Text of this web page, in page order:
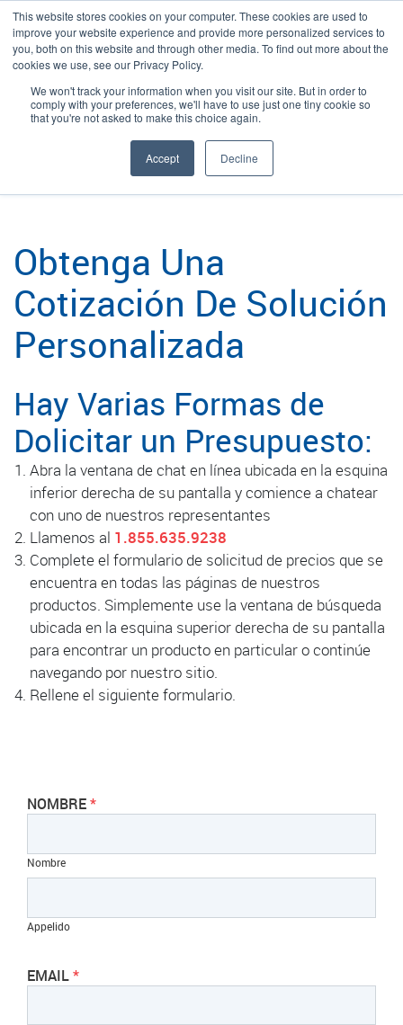
This website stores cookies on your computer. These cookies are used to
improve your website experience and provide more personalized services to
you, both on this website and through other media. To find out more about the
cookies we use, see our Privacy Policy.
We won't track your information when you visit our site. But in order to
comply with your preferences, we'll have to use just one tiny cookie so
that you're not asked to make this choice again.
Accept Decline
Buscar
Language: Spanish
Plexpack /Personalice Sus Soluciones/Obtenga un Presupuesto para una
Obtenga Una
Cotización De Solución
Personalizada
Hay Varias Formas de
Dolicitar un Presupuesto:
Abra la ventana de chat en línea ubicada en la esquina
inferior derecha de su pantalla y comience a chatear
con uno de nuestros representantes
Llamenos al 1.855.635.9238
Complete el formulario de solicitud de precios que se
encuentra en todas las páginas de nuestros
productos. Simplemente use la ventana de búsqueda
ubicada en la esquina superior derecha de su pantalla
para encontrar un producto en particular o continúe
navegando por nuestro sitio.
Rellene el siguiente formulario.
NOMBRE
Nombre
Appelido
EMAIL